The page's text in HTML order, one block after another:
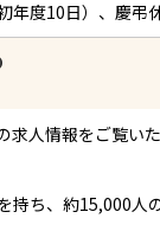
年度10日）、慶弔
求人情報をご覧い
持ち、約15,000人